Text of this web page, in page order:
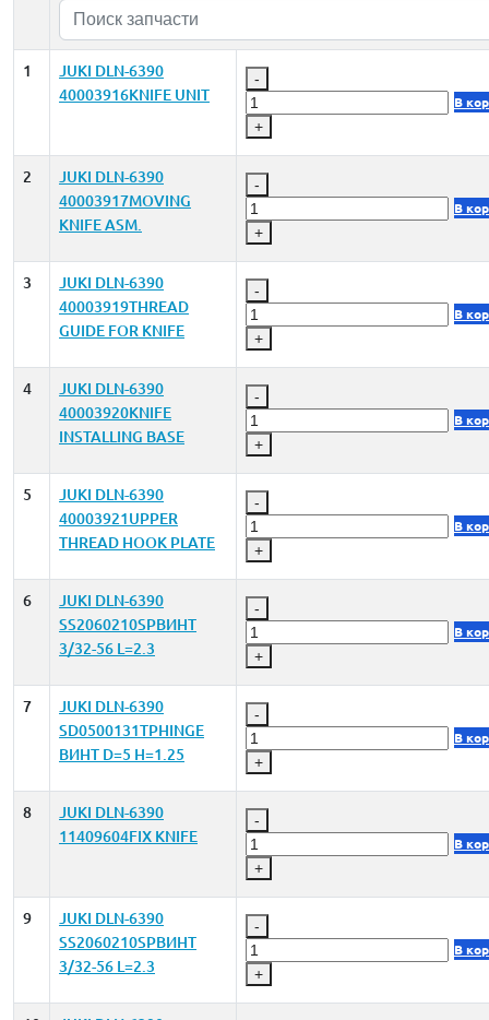
1
JUKI DLN-6390
40003916KNIFE UNIT
-
+
В
2
JUKI DLN-6390
40003917MOVING
KNIFE ASM.
-
+
В
3
JUKI DLN-6390
40003919THREAD
GUIDE FOR KNIFE
-
+
В
4
JUKI DLN-6390
40003920KNIFE
INSTALLING BASE
-
+
В
5
JUKI DLN-6390
40003921UPPER
THREAD HOOK PLATE
-
+
В
6
JUKI DLN-6390
SS2060210SPВИНТ
3/32-56 L=2.3
-
+
В
7
JUKI DLN-6390
SD0500131TPHINGE
ВИНТ D=5 H=1.25
-
+
В
8
JUKI DLN-6390
11409604FIX KNIFE
-
+
В
9
JUKI DLN-6390
SS2060210SPВИНТ
3/32-56 L=2.3
-
+
В